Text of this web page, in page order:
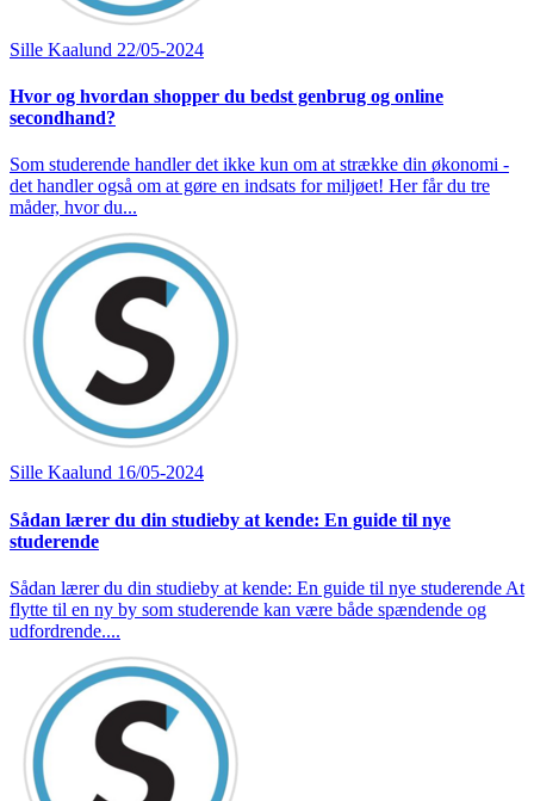
Sille Kaalund 22/05-2024
Hvor og hvordan shopper du bedst genbrug og online
secondhand?
Som studerende handler det ikke kun om at strække din økonomi -
det handler også om at gøre en indsats for miljøet! Her får du tre
måder, hvor du...
Sille Kaalund 16/05-2024
Sådan lærer du din studieby at kende: En guide til nye
studerende
Sådan lærer du din studieby at kende: En guide til nye studerende At
flytte til en ny by som studerende kan være både spændende og
udfordrende....